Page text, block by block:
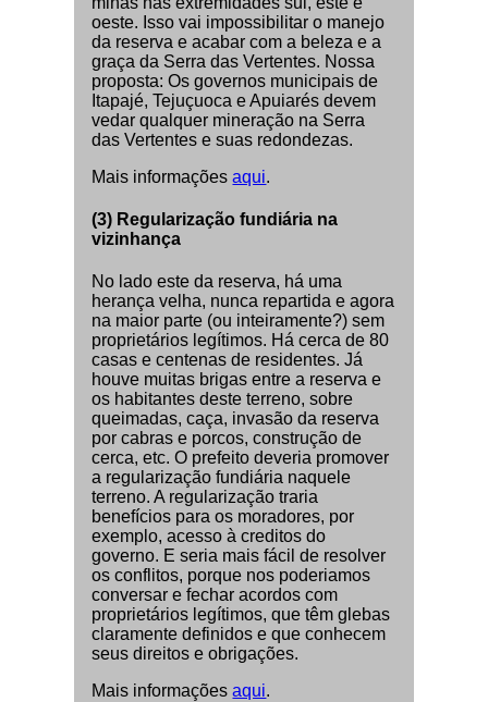
oeste. Isso vai impossibilitar o manejo
da reserva e acabar com a beleza e a
graça da Serra das Vertentes. Nossa
proposta: Os governos municipais de
Itapajé, Tejuçuoca e Apuiarés devem
vedar qualquer mineração na Serra
das Vertentes e suas redondezas.
Mais informaçõesaqui.
(3) Regularização fundiária na
vizinhança
No lado este da reserva, há uma
herança velha, nunca repartida e agora
na maior parte (ou inteiramente?) sem
proprietários legítimos. Há cerca de 80
casas e centenas de residentes. Já
houve muitas brigas entre a reserva e
os habitantes deste terreno, sobre
queimadas, caça, invasão da reserva
por cabras e porcos, construção de
cerca, etc. O prefeito deveria promover
a regularização fundiária naquele
terreno. A regularização traria
benefícios para os moradores, por
exemplo, acesso à creditos do
governo. E seria mais fácil de resolver
os conflitos, porque nos poderiamos
conversar e fechar acordos com
proprietários legítimos, que têm glebas
claramente definidos e que conhecem
seus direitos e obrigações.
Mais informaçõesaqui.